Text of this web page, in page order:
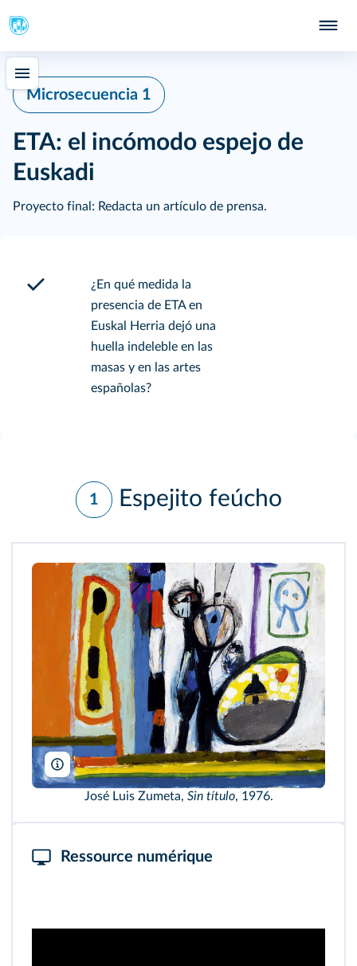
Microsecuencia 1
ETA: el incómodo espejo de
Euskadi
Proyecto final: Redacta un artículo de prensa.
¿En qué medida la
presencia de ETA en
Euskal Herria dejó una
huella indeleble en las
masas y en las artes
españolas?
1 Espejito feúcho
Jose Luis Zumeta/Saladamau
José Luis Zumeta, Sin título, 1976.
Ressource numérique